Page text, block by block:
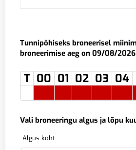
Tunnipõhiseks broneerisel
broneerimise aeg on 09/08/2026
T 00 01 02 03 04
Vali broneeringu algus ja lõpu
Algus koht